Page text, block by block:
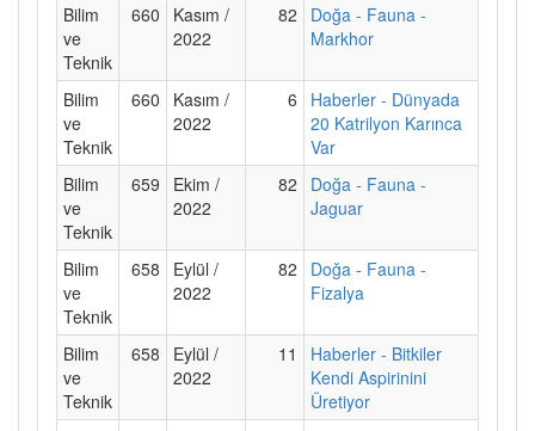
Bilim
ve
Teknik
660
Kasım /
2022
82
Doğa - Fauna -
Markhor
Bilim
ve
Teknik
660
Kasım /
2022
6
Haberler - Dünyada
20 Katrilyon Karınca
Var
Bilim
ve
Teknik
659
Ekim /
2022
82
Doğa - Fauna -
Jaguar
Bilim
ve
Teknik
658
Eylül /
2022
82
Doğa - Fauna -
Fizalya
Bilim
ve
Teknik
658
Eylül /
2022
11
Haberler - Bitkiler
Kendi Aspirinini
Üretiyor